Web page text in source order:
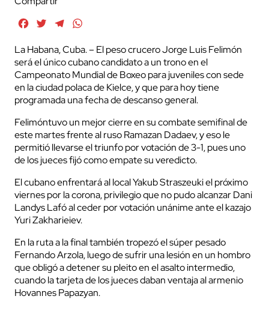
FacebookTwitterTelegram
La Habana, Cuba. – El peso crucero Jorge Luis Felimón
será el único cubano candidato a un trono en el
Campeonato Mundial de Boxeo para juveniles con sede
en la ciudad polaca de Kielce, y que para hoy tiene
programada una fecha de descanso general.
Felimóntuvo un mejor cierre en su combate semifinal de
este martes frente al ruso Ramazan Dadaev, y eso le
permitió llevarse el triunfo por votación de 3-1, pues uno
de los jueces fijó como empate su veredicto.
El cubano enfrentará al local Yakub Straszeuki el próximo
viernes por la corona, privilegio que no pudo alcanzar Dani
Landys Lafó al ceder por votación unánime ante el kazajo
Yuri Zakharieiev.
En la ruta a la final también tropezó el súper pesado
Fernando Arzola, luego de sufrir una lesión en un hombro
que obligó a detener su pleito en el asalto intermedio,
cuando la tarjeta de los jueces daban ventaja al armenio
Hovannes Papazyan.